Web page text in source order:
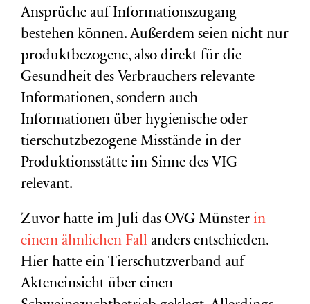
Ansprüche auf Informationszugang
bestehen können. Außerdem seien nicht nur
produktbezogene, also direkt für die
Gesundheit des Verbrauchers relevante
Informationen, sondern auch
Informationen über hygienische oder
tierschutzbezogene Misstände in der
Produktionsstätte im Sinne des VIG
relevant.
Zuvor hatte im Juli das OVG Münster in
einem ähnlichen Fall anders entschieden.
Hier hatte ein Tierschutzverband auf
Akteneinsicht über einen